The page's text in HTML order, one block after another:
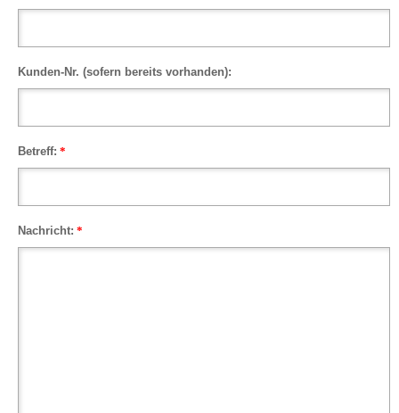
Kunden-Nr. (sofern bereits vorhanden):
Betreff: *
Nachricht: *